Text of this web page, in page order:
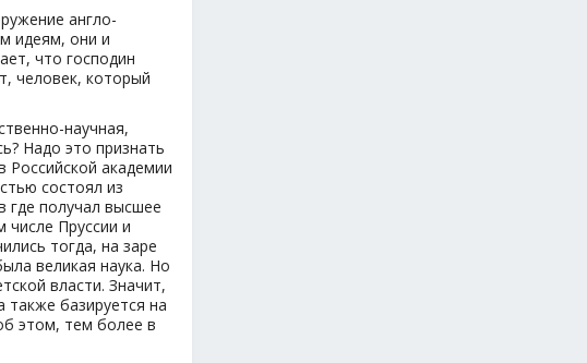
англо-
идеям, они и
что господин
человек, который
научная,
Надо это признать
Российской академии
состоял из
где получал высшее
Пруссии и
тогда, на заре
великая наука. Но
власти. Значит,
также базируется на
этом, тем более в